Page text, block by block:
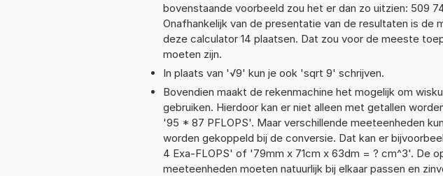
bovenstaande voorbeeld zou het er dan zo uitzien: 509
Onafhankelijk van de presentatie van de resultaten is de
deze calculator 14 plaatsen. Dat zou voor de meeste
moeten zijn.
In plaats van '√9' kun je ook 'sqrt 9' schrijven.
Bovendien maakt de rekenmachine het mogelijk om
gebruiken. Hierdoor kan er niet alleen met getallen
'95 * 87 PFLOPS'. Maar verschillende meeteenheden
worden gekoppeld bij de conversie. Dat kan er
4 Exa-FLOPS' of '79mm x 71cm x 63dm = ? cm^3'. De
meeteenheden moeten natuurlijk bij elkaar passen en